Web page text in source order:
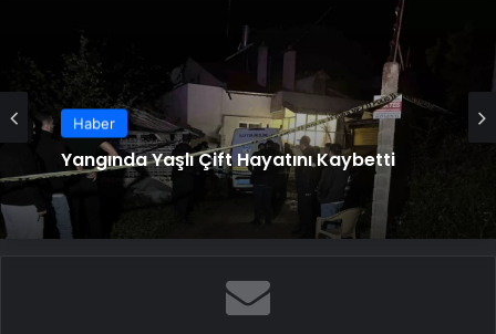
Haber
Yangında Yaşlı Çift Hayatını Kaybetti
Haber
Ayvalık’ta Zincirleme Kaza: 4 Yaralı